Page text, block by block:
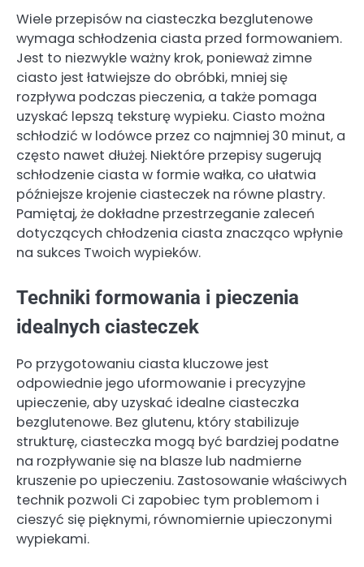
Wiele przepisów na ciasteczka bezglutenowe
wymaga schłodzenia ciasta przed formowaniem.
Jest to niezwykle ważny krok, ponieważ zimne
ciasto jest łatwiejsze do obróbki, mniej się
rozpływa podczas pieczenia, a także pomaga
uzyskać lepszą teksturę wypieku. Ciasto można
schłodzić w lodówce przez co najmniej 30 minut, a
często nawet dłużej. Niektóre przepisy sugerują
schłodzenie ciasta w formie wałka, co ułatwia
późniejsze krojenie ciasteczek na równe plastry.
Pamiętaj, że dokładne przestrzeganie zaleceń
dotyczących chłodzenia ciasta znacząco wpłynie
na sukces Twoich wypieków.
Techniki formowania i pieczenia
idealnych ciasteczek
Po przygotowaniu ciasta kluczowe jest
odpowiednie jego uformowanie i precyzyjne
upieczenie, aby uzyskać idealne ciasteczka
bezglutenowe. Bez glutenu, który stabilizuje
strukturę, ciasteczka mogą być bardziej podatne
na rozpływanie się na blasze lub nadmierne
kruszenie po upieczeniu. Zastosowanie właściwych
technik pozwoli Ci zapobiec tym problemom i
cieszyć się pięknymi, równomiernie upieczonymi
wypiekami.